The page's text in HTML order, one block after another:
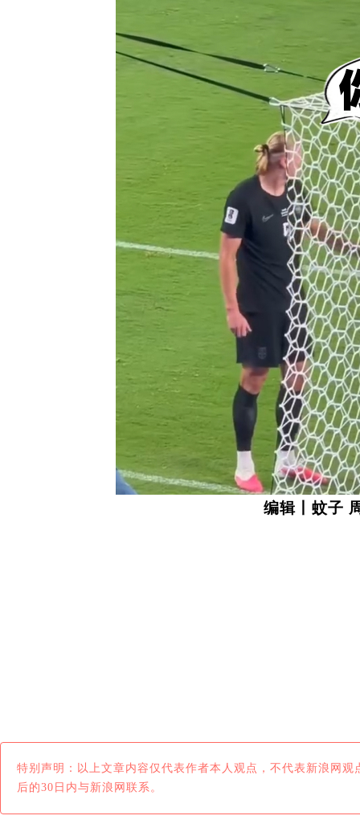
编辑丨蚊子
特别声明：以上文章内容仅代表作者本人观点，不代表新浪网
后的30日内与新浪网联系。